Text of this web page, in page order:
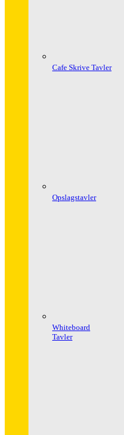
Cafe Skrive Tavler
Opslagstavler
Whiteboard
Tavler